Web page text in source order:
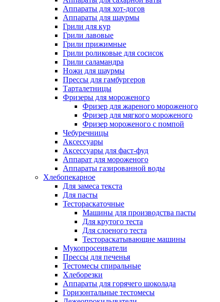
Аппараты для хот-догов
Аппараты для шаурмы
Грили для кур
Грили лавовые
Грили прижимные
Грили роликовые для сосисок
Грили саламандра
Ножи для шаурмы
Прессы для гамбургеров
Тарталетницы
Фризеры для мороженого
Фризер для жареного мороженого
Фризер для мягкого мороженого
Фризер мороженого с помпой
Чебуречницы
Аксессуары
Аксессуары для фаст-фуд
Аппарат для мороженого
Аппараты газированной воды
Хлебопекарное
Для замеса текста
Для пасты
Тестораскаточные
Машины для производства пасты
Для крутого теста
Для слоеного теста
Тестораскатывающие машины
Мукопросеиватели
Прессы для печенья
Тестомесы спиральные
Хлеборезки
Аппараты для горячего шоколада
Горизонтальные тестомесы